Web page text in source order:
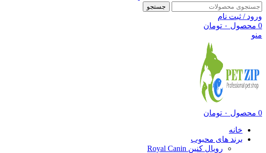
جستجو
ورود / ثبت نام
0 محصول ۰ تومان
منو
0 محصول ۰ تومان
خانه
برند های محبوب
رویال کنین Royal Canin